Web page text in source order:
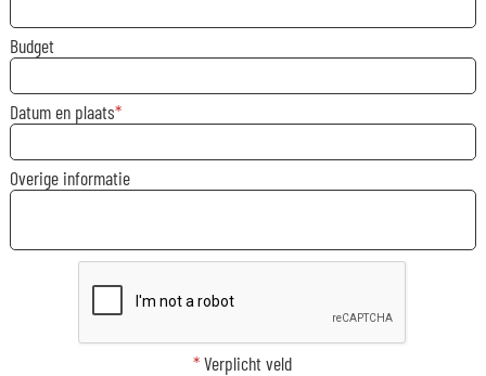
Budget
Datum en plaats
Overige informatie
*Verplicht veld